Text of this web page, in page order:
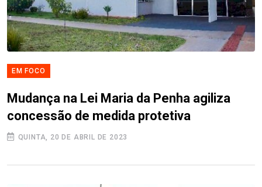
EM FOCO
Mudança na Lei Maria da Penha agiliza
concessão de medida protetiva
QUINTA, 20 DE ABRIL DE 2023